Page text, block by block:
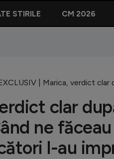
STIRILE CM 2026
| Marica, verdict
clar
ne
l-au